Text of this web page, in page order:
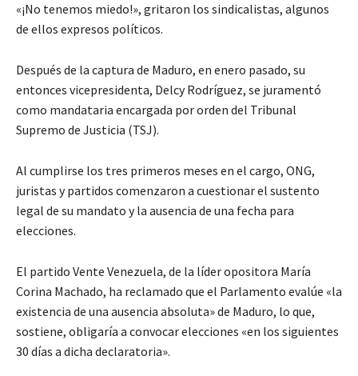
«¡No tenemos miedo!», gritaron los sindicalistas, algunos
de ellos expresos políticos.
Después de la captura de Maduro, en enero pasado, su
entonces vicepresidenta, Delcy Rodríguez, se juramentó
como mandataria encargada por orden del Tribunal
Supremo de Justicia (TSJ).
Al cumplirse los tres primeros meses en el cargo, ONG,
juristas y partidos comenzaron a cuestionar el sustento
legal de su mandato y la ausencia de una fecha para
elecciones.
El partido Vente Venezuela, de la líder opositora María
Corina Machado, ha reclamado que el Parlamento evalúe «la
existencia de una ausencia absoluta» de Maduro, lo que,
sostiene, obligaría a convocar elecciones «en los siguientes
30 días a dicha declaratoria».